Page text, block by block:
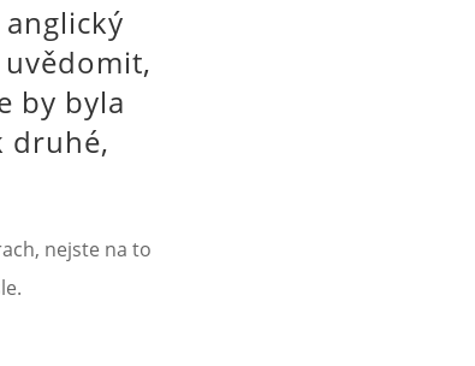
by byla
druhé,
nejste na to